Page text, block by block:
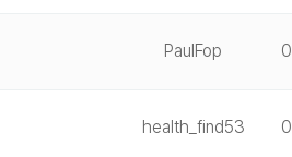
PaulFop 0
health_find53 0